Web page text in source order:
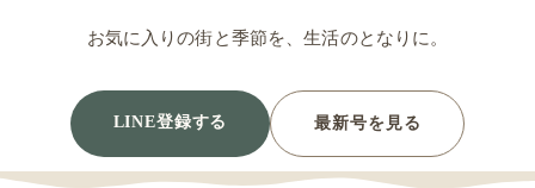
お気に入りの街と季節を、生活のとなりに。
LINE登録する 最新号を見る